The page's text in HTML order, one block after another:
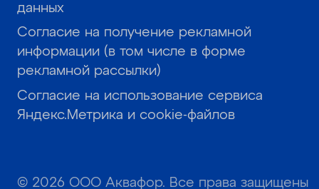
© 2026 ООО Аквафор. Все права защищены
данных
Согласие на получение рекламной
информации (в том числе в форме
рекламной рассылки)
Согласие на использование сервиса
Яндекс.Метрика и cookie-файлов